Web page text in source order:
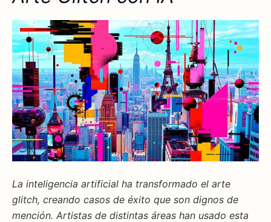
La inteligencia artificial ha transformado el arte
glitch, creando casos de éxito que son dignos de
mención. Artistas de distintas áreas han usado esta